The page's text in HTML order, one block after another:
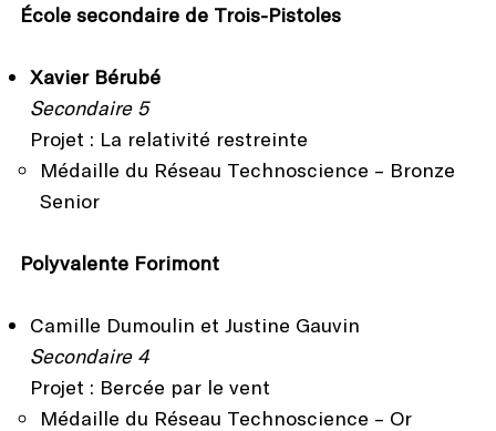
École secondaire de Trois-Pistoles
Xavier Bérubé
Secondaire 5
Projet : La relativité restreinte
Médaille du Réseau Technoscience – Bronze
Senior
Polyvalente Forimont
Camille Dumoulin et Justine Gauvin
Secondaire 4
Projet : Bercée par le vent
Médaille du Réseau Technoscience – Or